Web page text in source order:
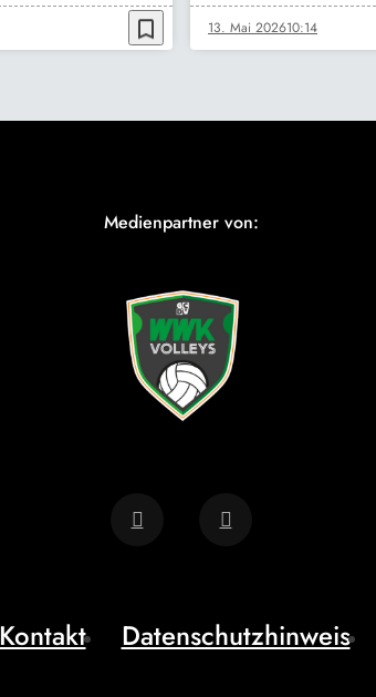
bookmark_border 13. Mai 202610:14
Medienpartner von:
Kontakt Datenschutzhinweis